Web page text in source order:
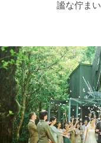
謐な佇まい